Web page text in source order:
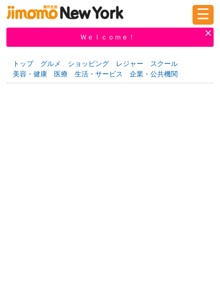
新規登録
掲示板 タウン情報 教えて！
☰
Ｗｅｌｃｏｍｅ！
トップ グルメ ショッピング レジャー
スクール
美容・健康
医療 生活・サービス 企業・公共機関